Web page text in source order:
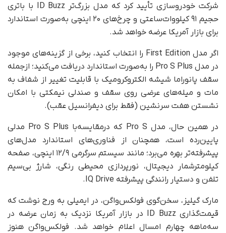
شرکت خودروسازی تأیید کرد که مدل بزرگ‌تر ID Buzz با باتری
حجیم ۹۱ کیلووات‌ساعتی و چرخ‌های ۲۰ اینچی به‌صورت استاندارد
برای بازار آمریکا عرضه خواهد شد.
اگر مدل First Edition را انتخاب کنید، برخی از گزینه‌های موجود
در مدل Pro S Plus را به‌صورت استاندارد دریافت می‌کنید؛ از‌جمله
سقف پانوراما شیشه الکتروکرومیک با قابلیت تغییر از شفاف به
مات و میله‌های عرضی روی سقف و صندلی نیمکتی با امکان‌
نشستن هفت سرنشین (فقط برای دیفرانسیل عقب).
در همین حال، مدل Pro S که درمقایسه‌با Pro S Plus مدلی
پایین‌‌رده است، همچنان از فناوری‌های استاندارد مدل‌های
پیشرفته‌تر بهره می‌برد؛ مانند سیستم سرگرمی ۱۲/۹ اینچی، صفحه
کیلومترشمار دیجیتال، نورپردازی محیطی رنگی، شارژ بی‌سیم
تلفن و دستیار رانندگی پیشرفته IQ Drive.
مارک گیلیز، سخن‌گوی فولکس‌واگن، در ایمیلی به ورج نوشت که
قیمت‌گذاری ID Buzz در بازار آمریکا نزدیک به زمان عرضه در
سه‌ماهه چهارم امسال اعلام خواهد شد. فولکس‌واگن هنوز